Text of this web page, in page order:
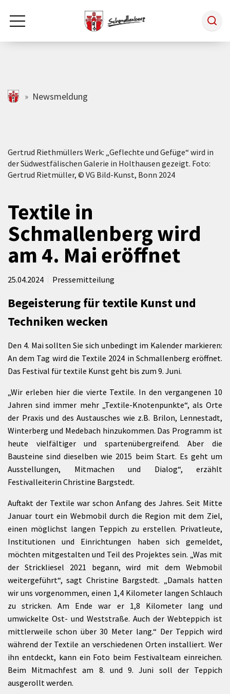
Zum Hauptinhalt springen
Rathaus & Politik
Tourismus
Wirtschaft
schmallenberg.de
Newsmeldung
Gertrud Riethmüllers Werk: „Geflechte und Gefüge“ wird in
der Südwestfälischen Galerie in Holthausen gezeigt. Foto:
Gertrud Rietmüller, © VG Bild-Kunst, Bonn 2024
Textile in
Schmallenberg wird
am 4. Mai eröffnet
25.04.2024 Pressemitteilung
Begeisterung für textile Kunst und
Techniken wecken
Den 4. Mai sollten Sie sich unbedingt im Kalender markieren:
An dem Tag wird die Textile 2024 in Schmallenberg eröffnet.
Das Festival für textile Kunst geht bis zum 9. Juni.
„Wir erleben hier die vierte Textile. In den vergangenen 10
Jahren sind immer mehr „Textile-Knotenpunkte“, als Orte
der Praxis und des Austausches wie z.B. Brilon, Lennestadt,
Winterberg und Medebach hinzukommen. Das Programm ist
heute vielfältiger und spartenübergreifend. Aber die
Bausteine sind dieselben wie 2015 beim Start. Es geht um
Ausstellungen, Mitmachen und Dialog“, erzählt
Festivalleiterin Christine Bargstedt.
Auftakt der Textile war schon Anfang des Jahres. Seit Mitte
Januar tourt ein Webmobil durch die Region mit dem Ziel,
einen möglichst langen Teppich zu erstellen. Privatleute,
Institutionen und Einrichtungen haben sich gemeldet,
möchten mitgestalten und Teil des Projektes sein. „Was mit
der Strickliesel 2021 begann, wird mit dem Webmobil
weitergeführt“, sagt Christine Bargstedt. „Damals hatten
wir uns vorgenommen, einen 1,4 Kilometer langen Schlauch
zu stricken. Am Ende war er 1,8 Kilometer lang und
umwickelte Ost- und Weststraße. Auch der Webteppich ist
mittlerweile schon über 30 Meter lang.“ Der Teppich wird
während der Textile an verschiedenen Orten installiert. Wer
ihn entdeckt, kann ein Foto beim Festivalteam einreichen.
Beim Mitmachfest am 8. und 9. Juni soll der Teppich
ausgerollt werden.